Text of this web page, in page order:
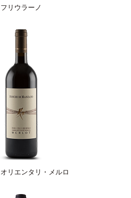
フリウラーノ
リエンタリ・メルロ